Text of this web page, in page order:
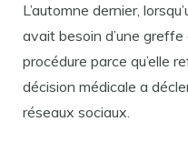
L’automne dernier,
avait besoin d’une greffe
procédure parce qu’elle
décision médicale a
réseaux sociaux.